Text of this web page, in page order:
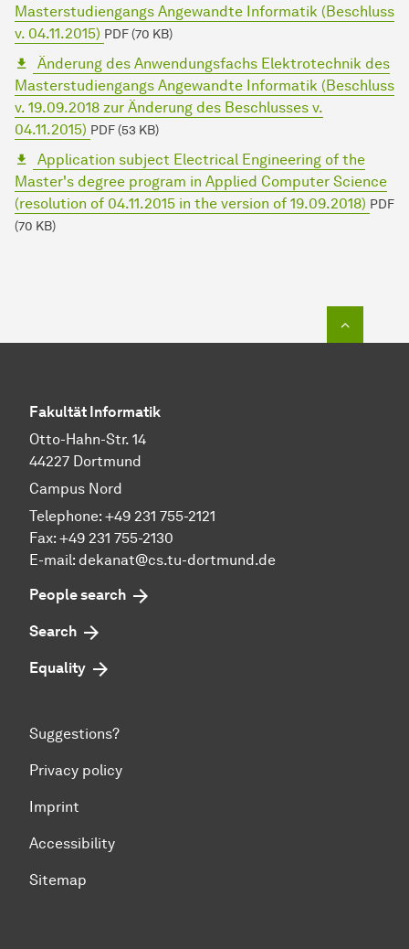
Masterstudiengangs Angewandte Informatik (Beschluss
v. 04.11.2015) PDF (70 KB)
Änderung des Anwendungsfachs Elektrotechnik des
Masterstudiengangs Angewandte Informatik (Beschluss
v. 19.09.2018 zur Änderung des Beschlusses v.
04.11.2015) PDF (53 KB)
Application subject Electrical Engineering of the
Master's degree program in Applied Computer Science
(resolution of 04.11.2015 in the version of 19.09.2018) PDF
(70 KB)
Fakultät Informatik
Otto-Hahn-Str. 14
44227 Dortmund
Campus Nord
Telephone: +49 231 755-2121
Fax: +49 231 755-2130
E-mail: dekanat@cs.tu-dortmund.de
People search
Search
Equality
Suggestions?
Privacy policy
Imprint
Accessibility
Sitemap